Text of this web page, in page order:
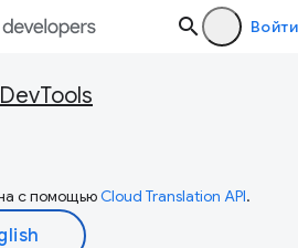
Войти
с помощьюCloud Translation API.